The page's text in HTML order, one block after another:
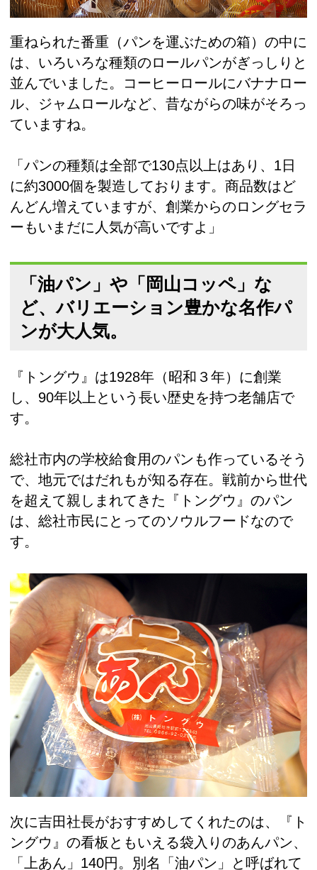
重ねられた番重（パンを運ぶための箱）の中に
は、いろいろな種類のロールパンがぎっしりと
並んでいました。コーヒーロールにバナナロー
ル、ジャムロールなど、昔ながらの味がそろっ
ていますね。
「パンの種類は全部で130点以上はあり、1日
に約3000個を製造しております。商品数はど
んどん増えていますが、創業からのロングセラ
ーもいまだに人気が高いですよ」
「油パン」や「岡山コッペ」な
ど、バリエーション豊かな名作パ
ンが大人気。
『トングウ』は1928年（昭和３年）に創業
し、90年以上という長い歴史を持つ老舗店で
す。
総社市内の学校給食用のパンも作っているそう
で、地元ではだれもが知る存在。戦前から世代
を超えて親しまれてきた『トングウ』のパン
は、総社市民にとってのソウルフードなので
す。
次に吉田社長がおすすめしてくれたのは、『ト
ングウ』の看板ともいえる袋入りのあんパン、
「上あん」140円。別名「油パン」と呼ばれて